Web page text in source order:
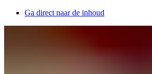
Ga direct naar de inhoud